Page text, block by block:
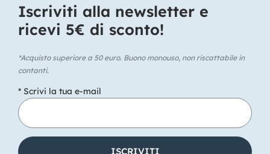
Iscriviti alla newsletter e
ricevi 5€ di sconto!​
*Acquisto superiore a 50 euro. Buono monouso, non riscattabile in
contanti.
* Scrivi la tua e-mail